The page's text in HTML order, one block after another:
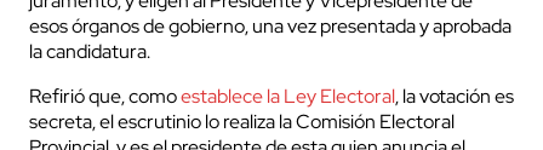
esos órganos de gobierno, una vez presentada y aprobada
la candidatura.
Refirió que, comoestablece la Ley Electoral, la votación es
secreta, el escrutinio lo realiza la Comisión Electoral